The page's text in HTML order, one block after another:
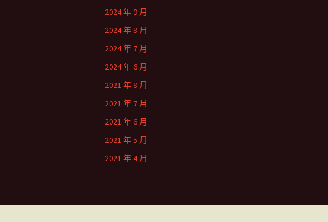
2024 年 9 月
2024 年 8 月
2024 年 7 月
2024 年 6 月
2021 年 8 月
2021 年 7 月
2021 年 6 月
2021 年 5 月
2021 年 4 月